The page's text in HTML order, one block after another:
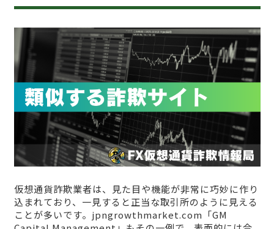
仮想通貨詐欺業者は、見た目や機能が非常に巧妙に作り
込まれており、一見すると正当な取引所のように見える
ことが多いです。jpngrowthmarket.com「GM